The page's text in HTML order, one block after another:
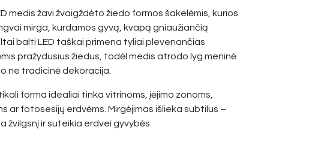
medis žavi žvaigždėto žiedo formos šakelėmis, kurios
mirga, kurdamos gyvą, kvapą gniaužiančią
balti LED taškai primena tyliai plevenančias
pražydusius žiedus, todėl medis atrodo lyg meninė
ne tradicinė dekoracija.
forma idealiai tinka vitrinoms, įėjimo zonoms,
ar fotosesijų erdvėms. Mirgėjimas išlieka subtilus –
žvilgsnį ir suteikia erdvei gyvybės.